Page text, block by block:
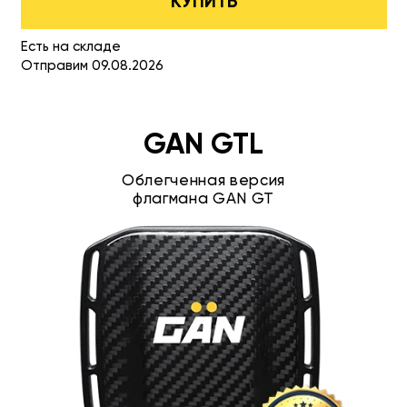
Есть на складе
Отправим 09.08.2026
GAN GTL
Облегченная версия
флагмана GAN GT